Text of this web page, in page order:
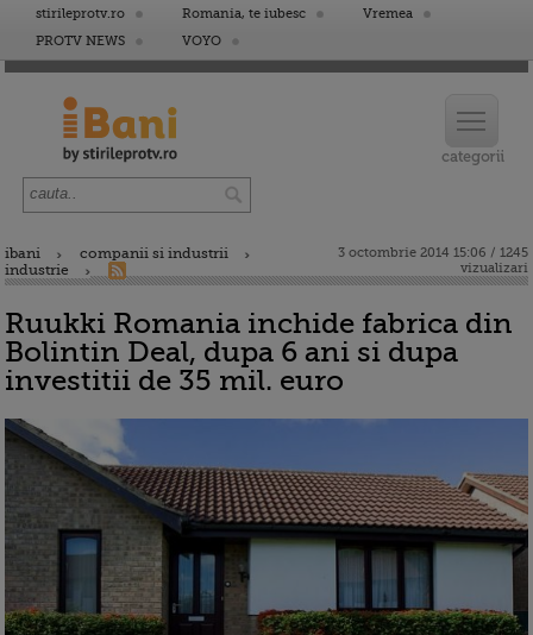
stirileprotv.ro Romania, te iubesc
Vremea
PROTV NEWS
VOYO
ibani
companii si industrii
industrie
3 octombrie 2014 15:06 / 1245
vizualizari
Ruukki Romania inchide fabrica din
Bolintin Deal, dupa 6 ani si dupa
investitii de 35 mil. euro